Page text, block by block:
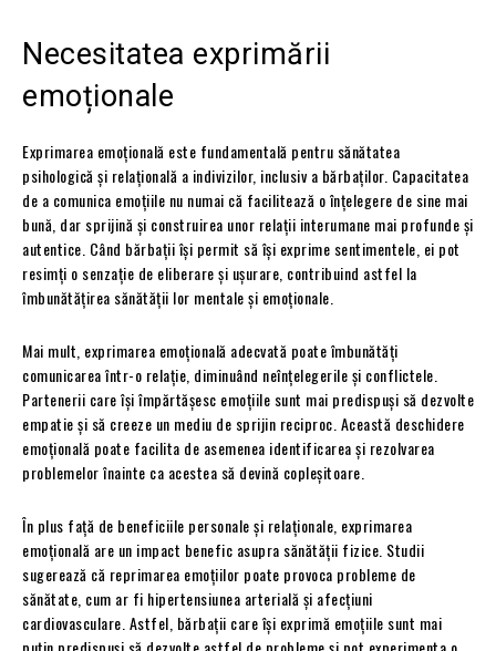
Necesitatea exprimării
emoționale
Exprimarea emoțională este fundamentală pentru sănătatea
psihologică și relațională a indivizilor, inclusiv a bărbaților. Capacitatea
de a comunica emoțiile nu numai că facilitează o înțelegere de sine mai
bună, dar sprijină și construirea unor relații interumane mai profunde și
autentice. Când bărbații își permit să își exprime sentimentele, ei pot
resimți o senzație de eliberare și ușurare, contribuind astfel la
îmbunătățirea sănătății lor mentale și emoționale.
Mai mult, exprimarea emoțională adecvată poate îmbunătăți
comunicarea într-o relație, diminuând neînțelegerile și conflictele.
Partenerii care își împărtășesc emoțiile sunt mai predispuși să dezvolte
empatie și să creeze un mediu de sprijin reciproc. Această deschidere
emoțională poate facilita de asemenea identificarea și rezolvarea
problemelor înainte ca acestea să devină copleșitoare.
În plus față de beneficiile personale și relaționale, exprimarea
emoțională are un impact benefic asupra sănătății fizice. Studii
sugerează că reprimarea emoțiilor poate provoca probleme de
sănătate, cum ar fi hipertensiunea arterială și afecțiuni
cardiovasculare. Astfel, bărbații care își exprimă emoțiile sunt mai